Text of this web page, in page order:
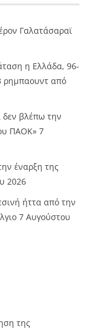
Γαλατάσαραϊ
η Ελλάδα, 96-
ρημπαουντ από
δεν βλέπω την
ΠΑΟΚ» 7
έναρξη της
2026
ήττα από την
7 Αυγούστου
της